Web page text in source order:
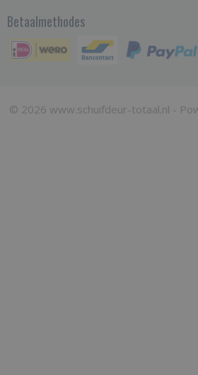
Betaalmethodes
© 2026 www.schuifdeur-totaal.nl -